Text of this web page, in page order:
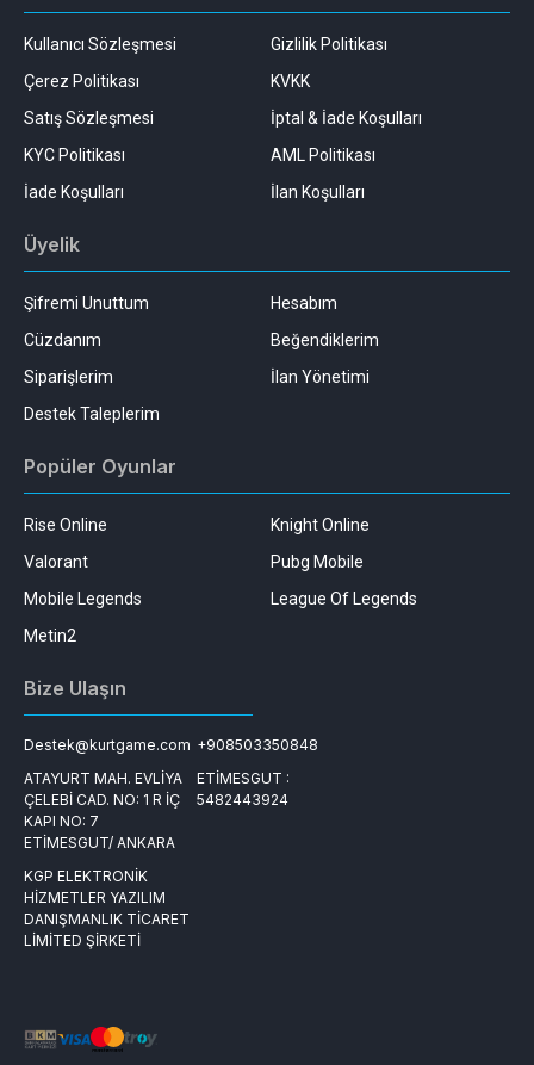
Kullanıcı Sözleşmesi
Gizlilik Politikası
Çerez Politikası
KVKK
Satış Sözleşmesi
İptal & İade Koşulları
KYC Politikası
AML Politikası
İade Koşulları
İlan Koşulları
Üyelik
Şifremi Unuttum
Hesabım
Cüzdanım
Beğendiklerim
Siparişlerim
İlan Yönetimi
Destek Taleplerim
Popüler Oyunlar
Rise Online
Knight Online
Valorant
Pubg Mobile
Mobile Legends
League Of Legends
Metin2
Bize Ulaşın
Destek@kurtgame.com +908503350848
ATAYURT MAH. EVLİYA
ÇELEBİ CAD. NO: 1 R İÇ
KAPI NO: 7
ETİMESGUT/ ANKARA
ETİMESGUT :
5482443924
KGP ELEKTRONİK
HİZMETLER YAZILIM
DANIŞMANLIK TİCARET
LİMİTED ŞİRKETİ